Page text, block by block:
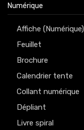
Numérique
Affiche (Numérique)
Feuillet
Brochure
Calendrier tente
Collant numérique
Dépliant
Livre spiral